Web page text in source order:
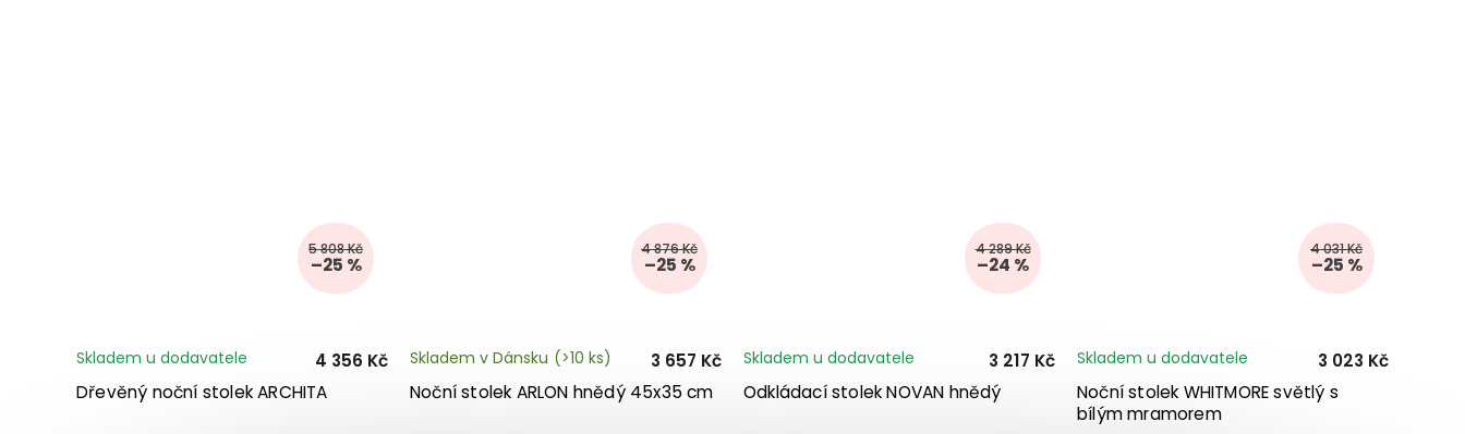
5 808 Kč
–25 %
Dřevěný noční stolek ARCHITA
Skladem u dodavatele 4 356 Kč
4 876 Kč
–25 %
Noční stolek ARLON hnědý 45x35 cm
Skladem v Dánsku (>10 ks) 3 657 Kč
4 289 Kč
–24 %
Odkládací stolek NOVAN hnědý
Skladem u dodavatele 3 217 Kč
4 031 Kč
–25 %
Noční stolek WHITMORE světlý s
bílým mramorem
Skladem u dodavatele 3 023 Kč